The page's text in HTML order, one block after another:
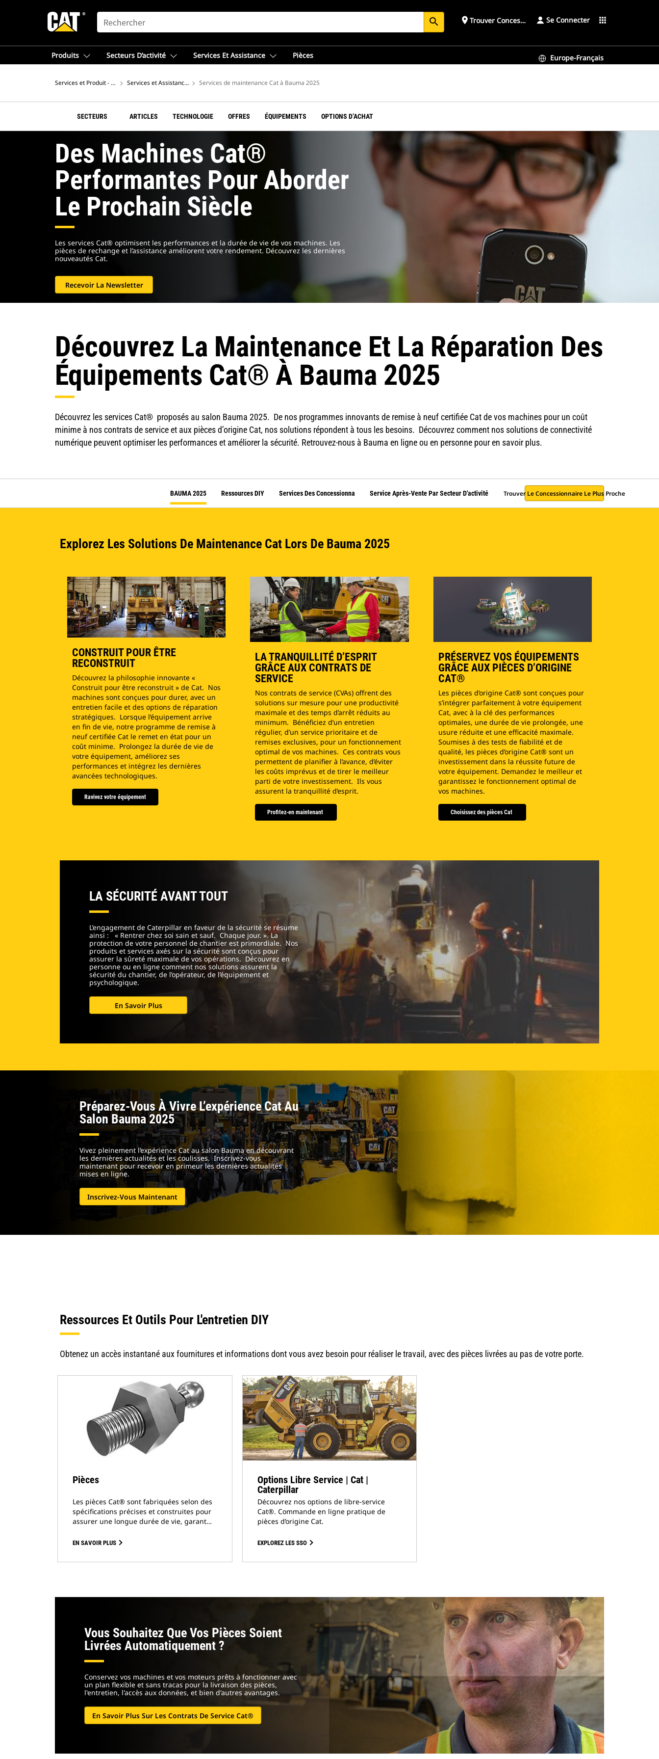
SEARCH search place Trouver ConcessionnaireSe Connecter apps
Produits Secteurs D’activité Services Et Assistance Pièces Europe-Français
Services et Produit - Europe de l'OuestServices et Assistance Cat®Services de maintenance Cat à Bauma 2025
SECTEURS ARTICLES TECHNOLOGIE OFFRES ÉQUIPEMENTS OPTIONS D’ACHAT
Des Machines Cat®
Performantes Pour Aborder
Le Prochain Siècle
Les services Cat® optimisent les performances et la durée de vie de vos machines. Les
pièces de rechange et l’assistance améliorent votre rendement. Découvrez les dernières
nouveautés Cat.
Recevoir La Newsletter
Découvrez La Maintenance Et La Réparation Des
Équipements Cat® À Bauma 2025
Découvrez les services Cat® proposés au salon Bauma 2025. De nos programmes innovants de remise à neuf certifiée Cat de vos machines pour un coût
minime à nos contrats de service et aux pièces d’origine Cat, nos solutions répondent à tous les besoins. Découvrez comment nos solutions de connectivité
numérique peuvent optimiser les performances et améliorer la sécurité. Retrouvez-nous à Bauma en ligne ou en personne pour en savoir plus.
BAUMA 2025 Ressources DIY Services Des Concessionna Service Après-Vente Par Secteur D'activité Trouver Le Concessionnaire Le Plus Proche
Explorez Les Solutions De Maintenance Cat Lors De Bauma 2025
CONSTRUIT POUR ÊTRE
RECONSTRUIT
Découvrez la philosophie innovante «
Construit pour être reconstruit » de Cat. Nos
machines sont conçues pour durer, avec un
entretien facile et des options de réparation
stratégiques. Lorsque l’équipement arrive
en fin de vie, notre programme de remise à
neuf certifiée Cat le remet en état pour un
coût minime. Prolongez la durée de vie de
votre équipement, améliorez ses
performances et intégrez les dernières
avancées technologiques.
Ravivez votre équipement
LA TRANQUILLITÉ D’ESPRIT
GRÂCE AUX CONTRATS DE
SERVICE
Nos contrats de service (CVAs) offrent des
solutions sur mesure pour une productivité
maximale et des temps d’arrêt réduits au
minimum. Bénéficiez d’un entretien
régulier, d’un service prioritaire et de
remises exclusives, pour un fonctionnement
optimal de vos machines. Ces contrats vous
permettent de planifier à l’avance, d’éviter
les coûts imprévus et de tirer le meilleur
parti de votre investissement. Ils vous
assurent la tranquillité d’esprit.
Profitez-en maintenant
PRÉSERVEZ VOS ÉQUIPEMENTS
GRÂCE AUX PIÈCES D’ORIGINE
CAT®
Les pièces d’origine Cat® sont conçues pour
s’intégrer parfaitement à votre équipement
Cat, avec à la clé des performances
optimales, une durée de vie prolongée, une
usure réduite et une efficacité maximale.
Soumises à des tests de fiabilité et de
qualité, les pièces d’origine Cat® sont un
investissement dans la réussite future de
votre équipement. Demandez le meilleur et
garantissez le fonctionnement optimal de
vos machines.
Choisissez des pièces Cat
LA SÉCURITÉ AVANT TOUT
L’engagement de Caterpillar en faveur de la sécurité se résume
ainsi : « Rentrer chez soi sain et sauf. Chaque jour. ». La
protection de votre personnel de chantier est primordiale. Nos
produits et services axés sur la sécurité sont conçus pour
assurer la sûreté maximale de vos opérations. Découvrez en
personne ou en ligne comment nos solutions assurent la
sécurité du chantier, de l’opérateur, de l’équipement et
psychologique.
En Savoir Plus
Préparez-Vous À Vivre L’expérience Cat Au
Salon Bauma 2025
Vivez pleinement l’expérience Cat au salon Bauma en découvrant
les dernières actualités et les coulisses. Inscrivez-vous
maintenant pour recevoir en primeur les dernières actualités
mises en ligne.
Inscrivez-Vous Maintenant
Ressources Et Outils Pour L'entretien DIY
Obtenez un accès instantané aux fournitures et informations dont vous avez besoin pour réaliser le travail, avec des pièces livrées au pas de votre porte.
Pièces
Les pièces Cat® sont fabriquées selon des
spécifications précises et construites pour
assurer une longue durée de vie, garant…
EN SAVOIR PLUS
Options Libre Service | Cat |
Caterpillar
Découvrez nos options de libre-service
Cat®. Commande en ligne pratique de
pièces d’origine Cat.
EXPLOREZ LES SSO
Vous Souhaitez Que Vos Pièces Soient
Livrées Automatiquement ?
Conservez vos machines et vos moteurs prêts à fonctionner avec
un plan flexible et sans tracas pour la livraison des pièces,
l'entretien, l'accès aux données, et bien d'autres avantages.
En Savoir Plus Sur Les Contrats De Service Cat®